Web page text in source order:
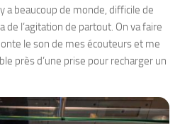
a beaucoup de monde, difficile de
de l’agitation de partout. On va faire
le son de mes écouteurs et me
près d’une prise pour recharger un